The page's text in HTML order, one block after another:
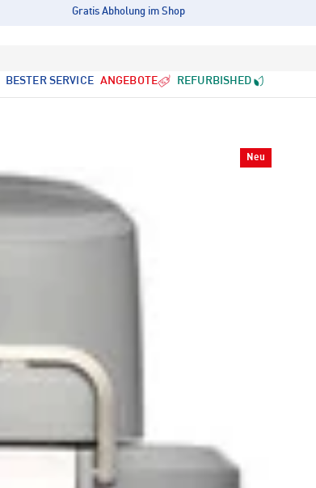
Gratis Abholung im Shop
BESTER SERVICE ANGEBOTE REFURBISHED
Neu